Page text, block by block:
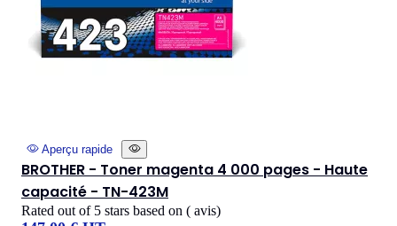
Aperçu rapide
BROTHER - Toner magenta 4 000 pages - Haute
capacité - TN-423M
Rated out of 5 stars based on ( avis)